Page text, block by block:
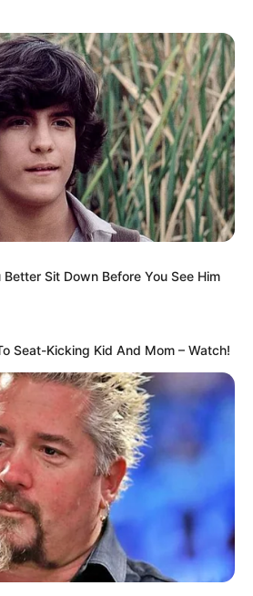
Gagal
Kamu
Anti
Konyol
Malam
yang Bikin
Sit Down Before You See Him
Seat-Kicking Kid And Mom – Watch!